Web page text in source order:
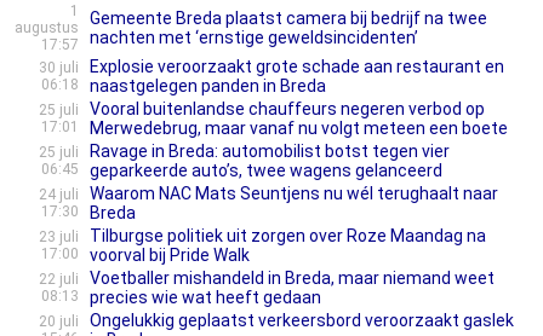
1
augustus
17:57
Gemeente Breda plaatst camera bij bedrijf na twee
nachten met ‘ernstige geweldsincidenten’
30 juli
06:18
Explosie veroorzaakt grote schade aan restaurant en
naastgelegen panden in Breda
25 juli
17:01
Vooral buitenlandse chauffeurs negeren verbod op
Merwedebrug, maar vanaf nu volgt meteen een boete
25 juli
06:45
Ravage in Breda: automobilist botst tegen vier
geparkeerde auto’s, twee wagens gelanceerd
24 juli
17:30
Waarom NAC Mats Seuntjens nu wél terughaalt naar
Breda
23 juli
17:00
Tilburgse politiek uit zorgen over Roze Maandag na
voorval bij Pride Walk
22 juli
08:13
Voetballer mishandeld in Breda, maar niemand weet
precies wie wat heeft gedaan
20 juli
Ongelukkig geplaatst verkeersbord veroorzaakt gaslek